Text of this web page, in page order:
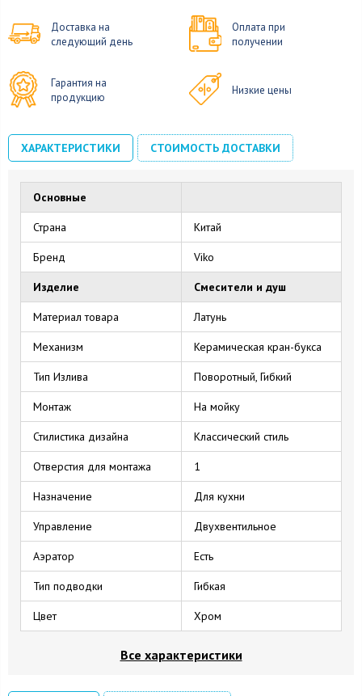
Доставка на
следующий день
Оплата при
получении
Гарантия на
продукцию
Низкие цены
ХАРАКТЕРИСТИКИ СТОИМОСТЬ ДОСТАВКИ
Основные
Страна Китай
Бренд Viko
Изделие Смесители и душ
Материал товара Латунь
Механизм Керамическая кран-букса
Тип Излива Поворотный, Гибкий
Монтаж На мойку
Стилистика дизайна Классический стиль
Отверстия для монтажа 1
Назначение Для кухни
Управление Двухвентильное
Аэратор Есть
Тип подводки Гибкая
Цвет Хром
Все характеристики